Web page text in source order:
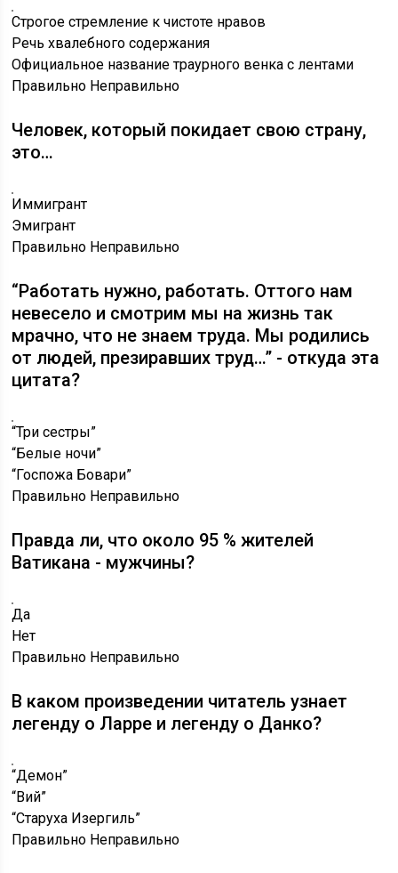
Строгое стремление к чистоте нравов
Речь хвалебного содержания
Официальное название траурного венка с лентами
Правильно Неправильно
Человек, который покидает свою страну,
это…
Иммигрант
Эмигрант
Правильно Неправильно
“Работать нужно, работать. Оттого нам
невесело и смотрим мы на жизнь так
мрачно, что не знаем труда. Мы родились
от людей, презиравших труд…” - откуда эта
цитата?
“Три сестры”
“Белые ночи”
“Госпожа Бовари”
Правильно Неправильно
Правда ли, что около 95 % жителей
Ватикана - мужчины?
Да
Нет
Правильно Неправильно
В каком произведении читатель узнает
легенду о Ларре и легенду о Данко?
“Демон”
“Вий”
“Старуха Изергиль”
Правильно Неправильно